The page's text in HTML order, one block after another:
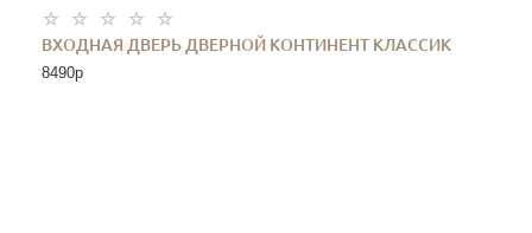
ВХОДНАЯ ДВЕРЬ ДВЕРНОЙ КОНТИНЕНТ КЛАССИК
8490p